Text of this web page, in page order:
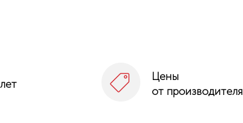
Цены
от производителя